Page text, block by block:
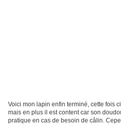
Voici mon lapin enfin terminé, cette fois
mais en plus il est content car son
pratique en cas de besoin de câlin.